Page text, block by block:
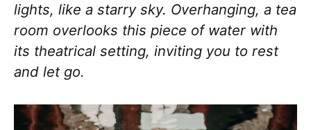
lights, like a starry sky. Overhanging, a tea
room overlooks this piece of water with
its theatrical setting, inviting you to rest
and let go.